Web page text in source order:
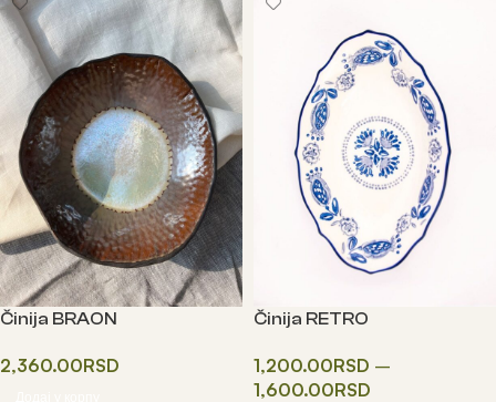
Činija BRAON
2,360.00RSD
Činija RETRO
1,200.00RSD –
1,600.00RSD